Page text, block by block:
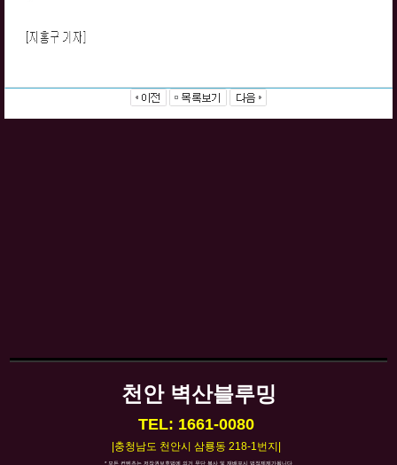
천안 벽산블루밍
TEL: 1661-0080
|충청남도 천안시 삼룡동 218-1번지|
* 모든 컨텐츠는 저작권보호법에 의거 무단 복사 및 재배포시 법적제제가됩니다